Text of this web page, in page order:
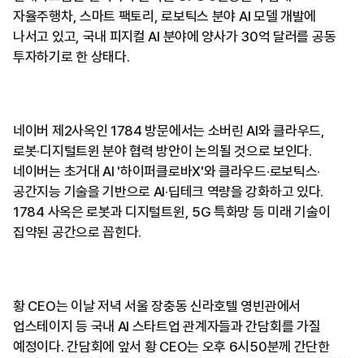
자율주행차, 스마트 팩토리, 로보틱스 분야 AI 모델 개발에
나서고 있고, 국내 피지컬 AI 분야에 양사가 30억 달러를 공동
투자하기로 한 상태다.
네이버 제2사옥인 1784 방문에서는 소버린 AI와 클라우드,
로봇·디지털트윈 분야 협력 방안이 논의될 것으로 보인다.
네이버는 초거대 AI '하이퍼클로바X'와 클라우드·로보틱스·
공간지능 기술을 기반으로 AI·딥테크 역량을 강화하고 있다.
1784 사옥은 로봇과 디지털트윈, 5G 특화망 등 미래 기술이
집약된 공간으로 꼽힌다.
황 CEO는 이날 저녁 서울 장충동 신라호텔 영빈관에서
업스테이지 등 국내 AI 스타트업 관계자들과 간담회를 가질
예정이다. 간담회에 앞서 황 CEO는 오후 6시50분께 간단한